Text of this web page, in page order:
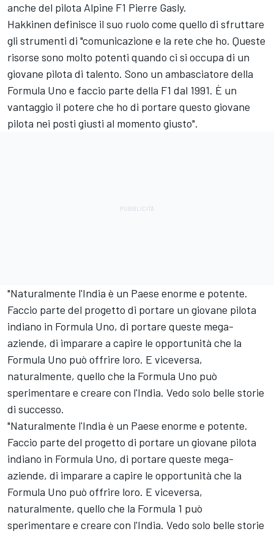
anche del pilota Alpine F1 Pierre Gasly.
Hakkinen definisce il suo ruolo come quello di sfruttare
gli strumenti di "comunicazione e la rete che ho. Queste
risorse sono molto potenti quando ci si occupa di un
giovane pilota di talento. Sono un ambasciatore della
Formula Uno e faccio parte della F1 dal 1991. È un
vantaggio il potere che ho di portare questo giovane
pilota nei posti giusti al momento giusto".
"Naturalmente l'India è un Paese enorme e potente.
Faccio parte del progetto di portare un giovane pilota
indiano in Formula Uno, di portare queste mega-
aziende, di imparare a capire le opportunità che la
Formula Uno può offrire loro. E viceversa,
naturalmente, quello che la Formula Uno può
sperimentare e creare con l'India. Vedo solo belle storie
di successo.
"Naturalmente l'India è un Paese enorme e potente.
Faccio parte del progetto di portare un giovane pilota
indiano in Formula Uno, di portare queste mega-
aziende, di imparare a capire le opportunità che la
Formula Uno può offrire loro. E viceversa,
naturalmente, quello che la Formula 1 può
sperimentare e creare con l'India. Vedo solo belle storie